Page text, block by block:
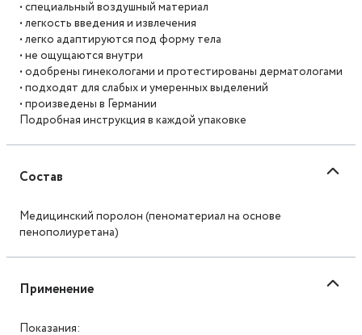
• специальный воздушный материал
• легкость введения и извлечения
• легко адаптируются под форму тела
• не ощущаются внутри
• одобрены гинекологами и протестированы дерматологами
• подходят для слабых и умеренных выделений
• произведены в Германии
Подробная инструкция в каждой упаковке
Состав
Медицинский поролон (пеноматериал на основе
пенополиуретана)
Применение
Показания: